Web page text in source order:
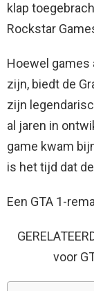
klap
Rockstar
Hoewel games
zijn, biedt de
zijn
al jaren in
game kwam
is het tijd dat
Een GTA 1-
voor